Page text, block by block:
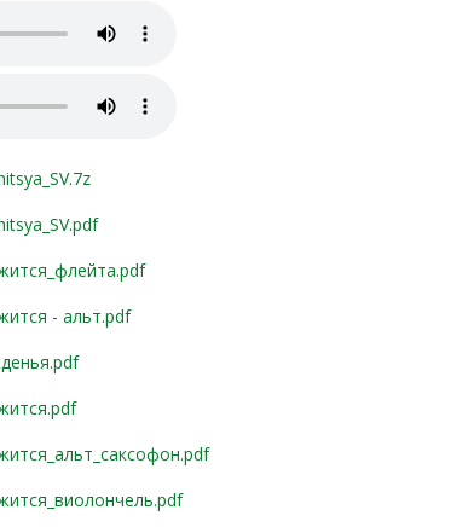
ночи.m4a
ночи кружится_флейта.pdf
ночи кружится - альт.pdf
- альт.pdf
рожденья.pdf
ночи кружится.pdf
ночи
ночи